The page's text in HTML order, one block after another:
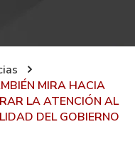
MIRA HACIA
LA ATENCIÓN AL
DEL GOBIERNO